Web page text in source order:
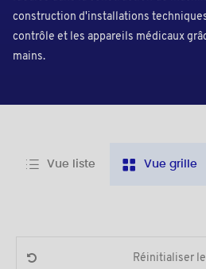
construction d'installations
contrôle et les appareils médicaux
mains.
Vue liste Vue grille
Réinitialiser